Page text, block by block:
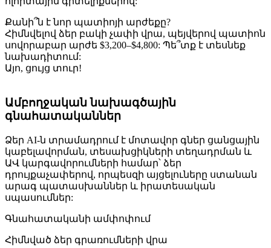
Քանի՞ն է նոր պատիոյի արժեքը?
Հիմնվելով ձեր բակի չափի վրա, պեյվերով պատիոն
սովորաբար արժե $3,200–$4,800: Պե՞տք է տեսնեք
նախադիտում:
Այո, ցույց տուր!
Ամբողջական նախագծային
գնահատականներ
Ձեր AI-ն տրամադրում է մոտավոր գներ ցանցային
կաբելավորման, տեսախցիկների տեղադրման և
ԱՎ կարգավորումների համար՝ ձեր
դրույքաչափերով, որպեսզի այցելուները ստանան
արագ պատասխաններ և իրատեսական
սպասումներ:
Գնահատականի ամփոփում
Հիմնված ձեր գրառումների վրա